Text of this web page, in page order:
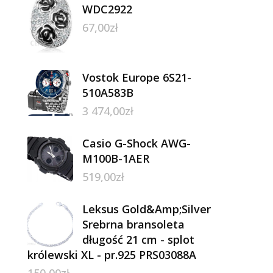
WDC2922
67,00zł
Vostok Europe 6S21-
510A583B
3 474,00zł
Casio G-Shock AWG-
M100B-1AER
519,00zł
Leksus Gold&Amp;Silver
Srebrna bransoleta
długość 21 cm - splot
królewski XL - pr.925 PRS03088A